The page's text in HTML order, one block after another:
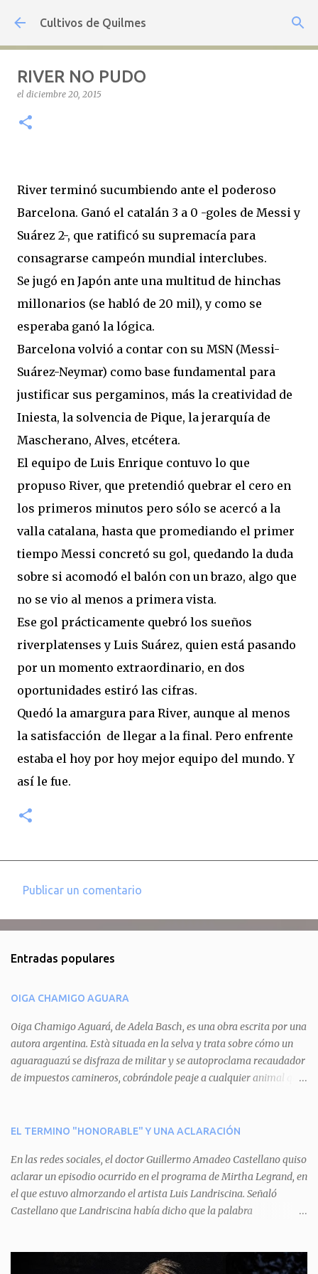
Ir al contenido principal
Cultivos de Quilmes
RIVER NO PUDO
el diciembre 20, 2015
River terminó sucumbiendo ante el poderoso
Barcelona. Ganó el catalán 3 a 0 -goles de Messi y
Suárez 2-, que ratificó su supremacía para
consagrarse campeón mundial interclubes.
Se jugó en Japón ante una multitud de hinchas
millonarios (se habló de 20 mil), y como se
esperaba ganó la lógica.
Barcelona volvió a contar con su MSN (Messi-
Suárez-Neymar) como base fundamental para
justificar sus pergaminos, más la creatividad de
Iniesta, la solvencia de Pique, la jerarquía de
Mascherano, Alves, etcétera.
El equipo de Luis Enrique contuvo lo que
propuso River, que pretendió quebrar el cero en
los primeros minutos pero sólo se acercó a la
valla catalana, hasta que promediando el primer
tiempo Messi concretó su gol, quedando la duda
sobre si acomodó el balón con un brazo, algo que
no se vio al menos a primera vista.
Ese gol prácticamente quebró los sueños
riverplatenses y Luis Suárez, quien está pasando
por un momento extraordinario, en dos
oportunidades estiró las cifras.
Quedó la amargura para River, aunque al menos
la satisfacción de llegar a la final. Pero enfrente
estaba el hoy por hoy mejor equipo del mundo. Y
así le fue.
e
t
a
r
i
o
Publicar un comentario
Entradas populares
OIGA CHAMIGO AGUARA
Oiga Chamigo Aguará, de Adela Basch, es una obra escrita por una
autora argentina. Està situada en la selva y trata sobre cómo un
aguaraguazú se disfraza de militar y se autoproclama recaudador
de impuestos camineros, cobrándole peaje a cualquier animal que
aguará le provoca. De igual manera pasa con Tatú, el armadillo.
del aguará y pasa sin pagar. Por último, Tui, la cotorra, deja
expuesta la mentira del aguará y arenga a los otros tres
personajes a unirse para enfrentarlo. Finalmente, terminan por
quitarle el disfraz de militar, y el aguará huye despavorido al verse
una propuesta muy divertida con canciones en vivo, máscaras, una
EL TERMINO "HONORABLE" Y UNA ACLARACIÓN
En las redes sociales, el doctor Guillermo Amadeo Castellano quiso
aclarar un episodio ocurrido en el programa de Mirtha Legrand, en
el que estuvo almorzando el artista Luis Landriscina. Señaló
Castellano que Landriscina había dicho que la palabra
servicio a la patria y debía ser sin remuneración". Agrega el letrado